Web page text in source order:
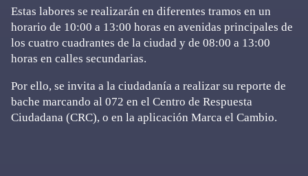
Estas labores se realizarán en diferentes tramos en un
horario de 10:00 a 13:00 horas en avenidas principales de
los cuatro cuadrantes de la ciudad y de 08:00 a 13:00
horas en calles secundarias.
Por ello, se invita a la ciudadanía a realizar su reporte de
bache marcando al 072 en el Centro de Respuesta
Ciudadana (CRC), o en la aplicación Marca el Cambio.